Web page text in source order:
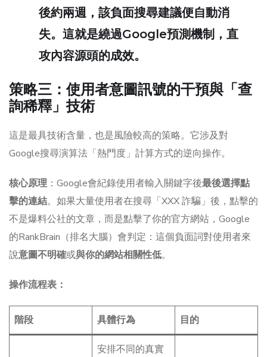
後約兩週，該負面搜尋建議便自動消
失。這就是繞過Google預測機制，直
攻內容源頭的成效。
策略三：使用者意圖訊號的干預與「查
詢稀釋」技術
這是最具技術含量，也是風險較高的策略。它涉及對
Google搜尋演算法「熱門度」計算方式的逆向操作。
核心原理 ：Google會紀錄使用者輸入關鍵字後最後選擇點
擊的連結。如果大量使用者在搜尋「XXX 詐騙」後，點擊的
不是爆料公社的文章，而是點擊了你的官方網站，Google
的RankBrain（排名大腦）會判定：這個負面詞對使用者來
說意圖不明確或與你的網站相關性低。
操作流程表：
階段 具體行為 目的
安排不同的真實